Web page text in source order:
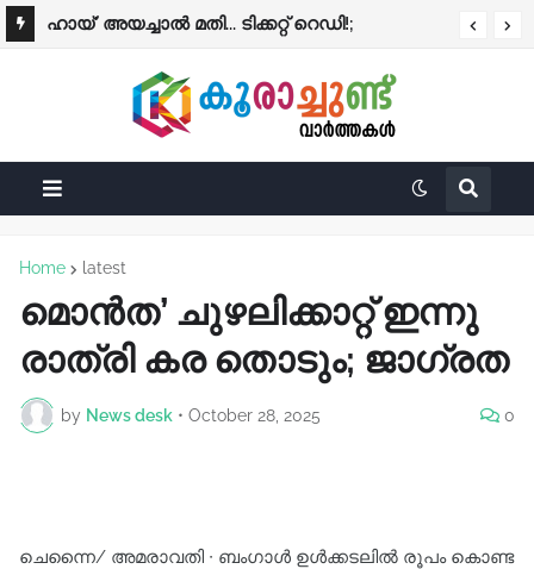
ഹായ്' അയച്ചാല്‍ മതി... ടിക്കറ്റ് റെഡി!;
ടിക്കറ്റിംഗ് ഇന്ന് മുതല്‍
Home latest
മൊൻത’ ചുഴലിക്കാറ്റ് ഇന്നു
രാത്രി കര തൊടും; ജാഗ്രത
by News desk • October 28, 2025 0
ചെന്നൈ/ അമരാവതി ∙ ബംഗാൾ ഉൾക്കടലിൽ രൂപം കൊണ്ട